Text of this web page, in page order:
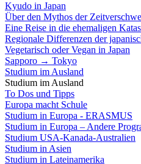
Kyudo in Japan
Über den Mythos der
Eine Reise in die ehemaligen
Regionale Differenzen der
Vegetarisch oder Vegan in Japan
Sapporo → Tokyo
Studium im Ausland
Studium im Ausland
To Dos und Tipps
Europa macht Schule
Studium in Europa - ERASMUS
Studium in Europa – Andere
Studium USA-Kanada-Australien
Studium in Asien
Studium in Lateinamerika